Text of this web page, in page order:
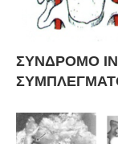
ΣΥΝΔΡΟΜΟ